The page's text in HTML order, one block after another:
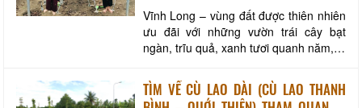
Vĩnh Long – vùng đất được thiên nhiên
ưu đãi với những vườn trái cây bạt
ngàn, trĩu quả, xanh tươi quanh năm, là
dẫn, đồng thời cũng là nơi giúp du
khách trải nghiệm du lịch tâm linh, du
TÌM VỀ CÙ LAO DÀI (CÙ LAO THANH